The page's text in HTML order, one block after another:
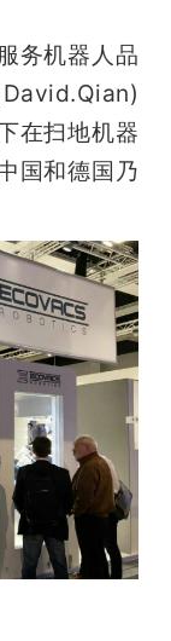
务机器人品
在扫地机器
国和德国乃